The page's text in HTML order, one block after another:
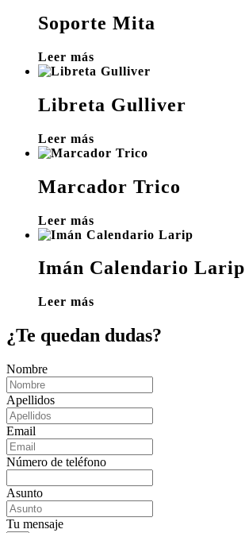
Soporte Mita
Leer más
Libreta Gulliver
Leer más
Marcador Trico
Leer más
Imán Calendario Larip
Leer más
¿Te quedan dudas?
Nombre
Apellidos
Email
Número de teléfono
Asunto
Tu mensaje